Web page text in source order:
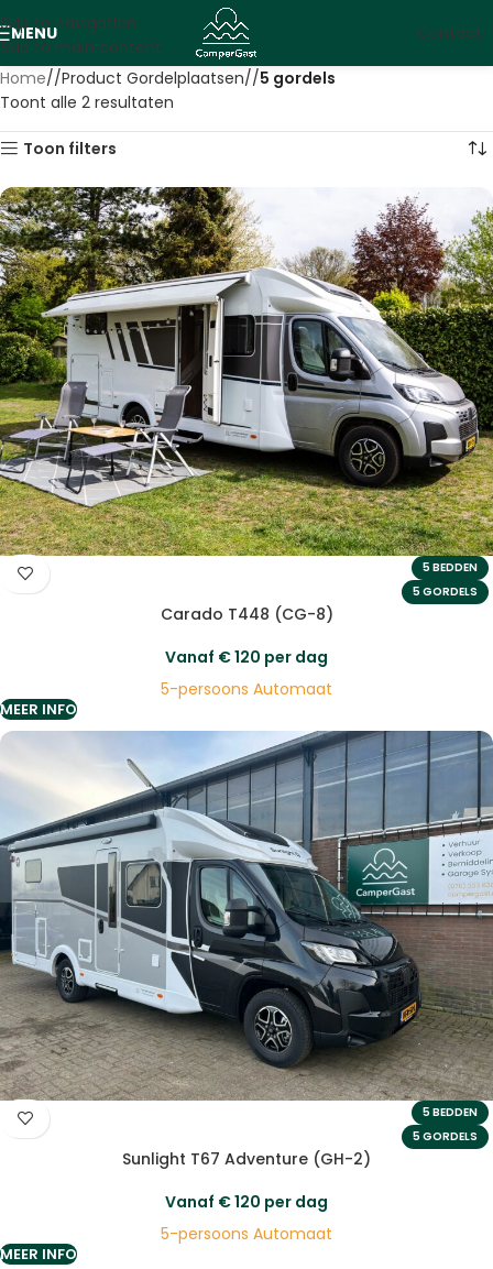
Skip to navigation
Skip to main content
MENU Contact
Home/ Product Gordelplaatsen/ 5 gordels
Toont alle 2 resultaten
Toon filters
5 BEDDEN
5 GORDELS
Carado T448 (CG-8)
Vanaf €120 per dag
5-persoons Automaat
MEER INFO
5 BEDDEN
5 GORDELS
Sunlight T67 Adventure (GH-2)
Vanaf €120 per dag
5-persoons Automaat
MEER INFO